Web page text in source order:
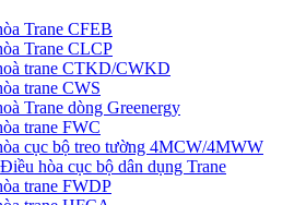
Trane CFEB
Trane CLCP
trane CTKD/CWKD
trane CWS
Trane dòng Greenergy
trane FWC
cục bộ treo tường 4MCW/4MWW
Điều hòa cục bộ dân dụng Trane
trane FWDP